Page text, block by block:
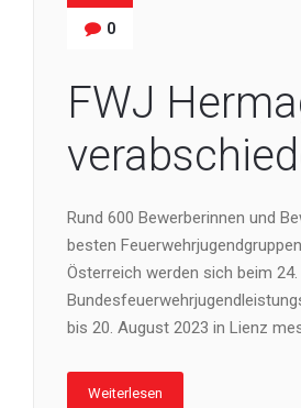
0
FWJ
Rund 600 Bewerberinnen und
besten
Österreich werden sich beim 24.
bis 20. August 2023 in Lienz
Weiterlesen